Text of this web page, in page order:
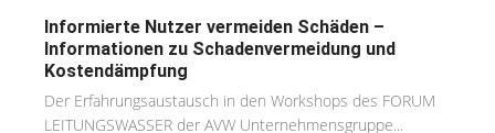
Informierte Nutzer vermeiden Schäden –
Informationen zu Schadenvermeidung und
Kostendämpfung
Der Erfahrungsaustausch in den Workshops des FORUM
LEITUNGSWASSER der AVW Unternehmensgruppe...